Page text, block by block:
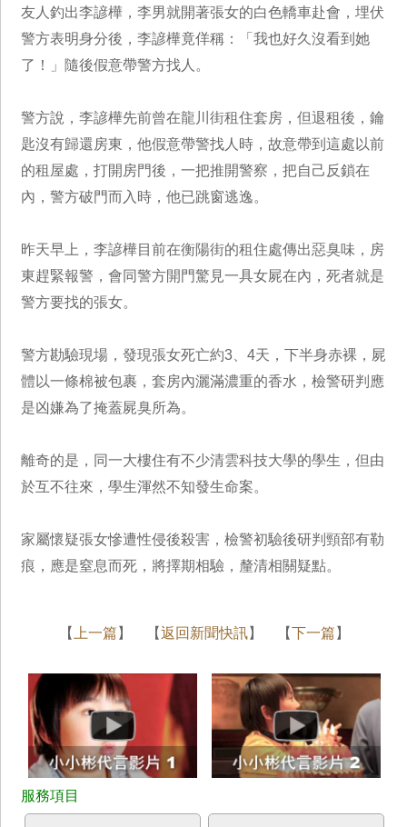
友人釣出李諺樺，李男就開著張女的白色轎車赴會，埋伏
警方表明身分後，李諺樺竟佯稱：「我也好久沒看到她
了！」隨後假意帶警方找人。
警方說，李諺樺先前曾在龍川街租住套房，但退租後，鑰
匙沒有歸還房東，他假意帶警找人時，故意帶到這處以前
的租屋處，打開房門後，一把推開警察，把自己反鎖在
內，警方破門而入時，他已跳窗逃逸。
昨天早上，李諺樺目前在衡陽街的租住處傳出惡臭味，房
東趕緊報警，會同警方開門驚見一具女屍在內，死者就是
警方要找的張女。
警方勘驗現場，發現張女死亡約3、4天，下半身赤裸，屍
體以一條棉被包裹，套房內灑滿濃重的香水，檢警研判應
是凶嫌為了掩蓋屍臭所為。
離奇的是，同一大樓住有不少清雲科技大學的學生，但由
於互不往來，學生渾然不知發生命案。
家屬懷疑張女慘遭性侵後殺害，檢警初驗後研判頸部有勒
痕，應是窒息而死，將擇期相驗，釐清相關疑點。
【 上一篇 】 【返回新聞快訊】 【下一篇 】